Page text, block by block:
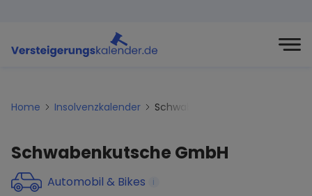
Home Insolvenzkalender Schwabenkutsche-gmbh
Schwabenkutsche GmbH
Automobil & Bikes i